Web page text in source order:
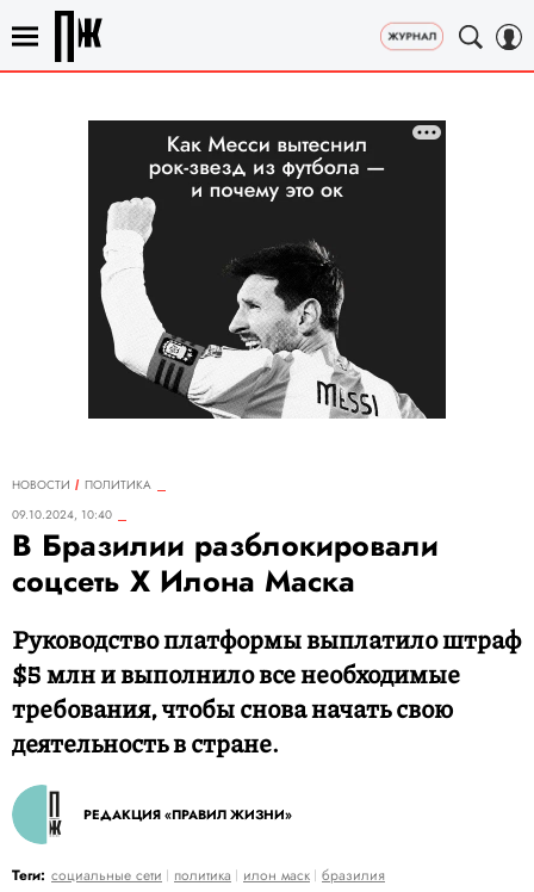
НОВОСТИ
ПОЛИТИКА
09.10.2024, 10:40
В Бразилии разблокировали
соцсеть X Илона Маска
Руководство платформы выплатило штраф
$5 млн и выполнило все необходимые
требования, чтобы снова начать свою
деятельность в стране.
РЕДАКЦИЯ «ПРАВИЛ ЖИЗНИ»
Теги: социальные сети политика илон маск бразилия